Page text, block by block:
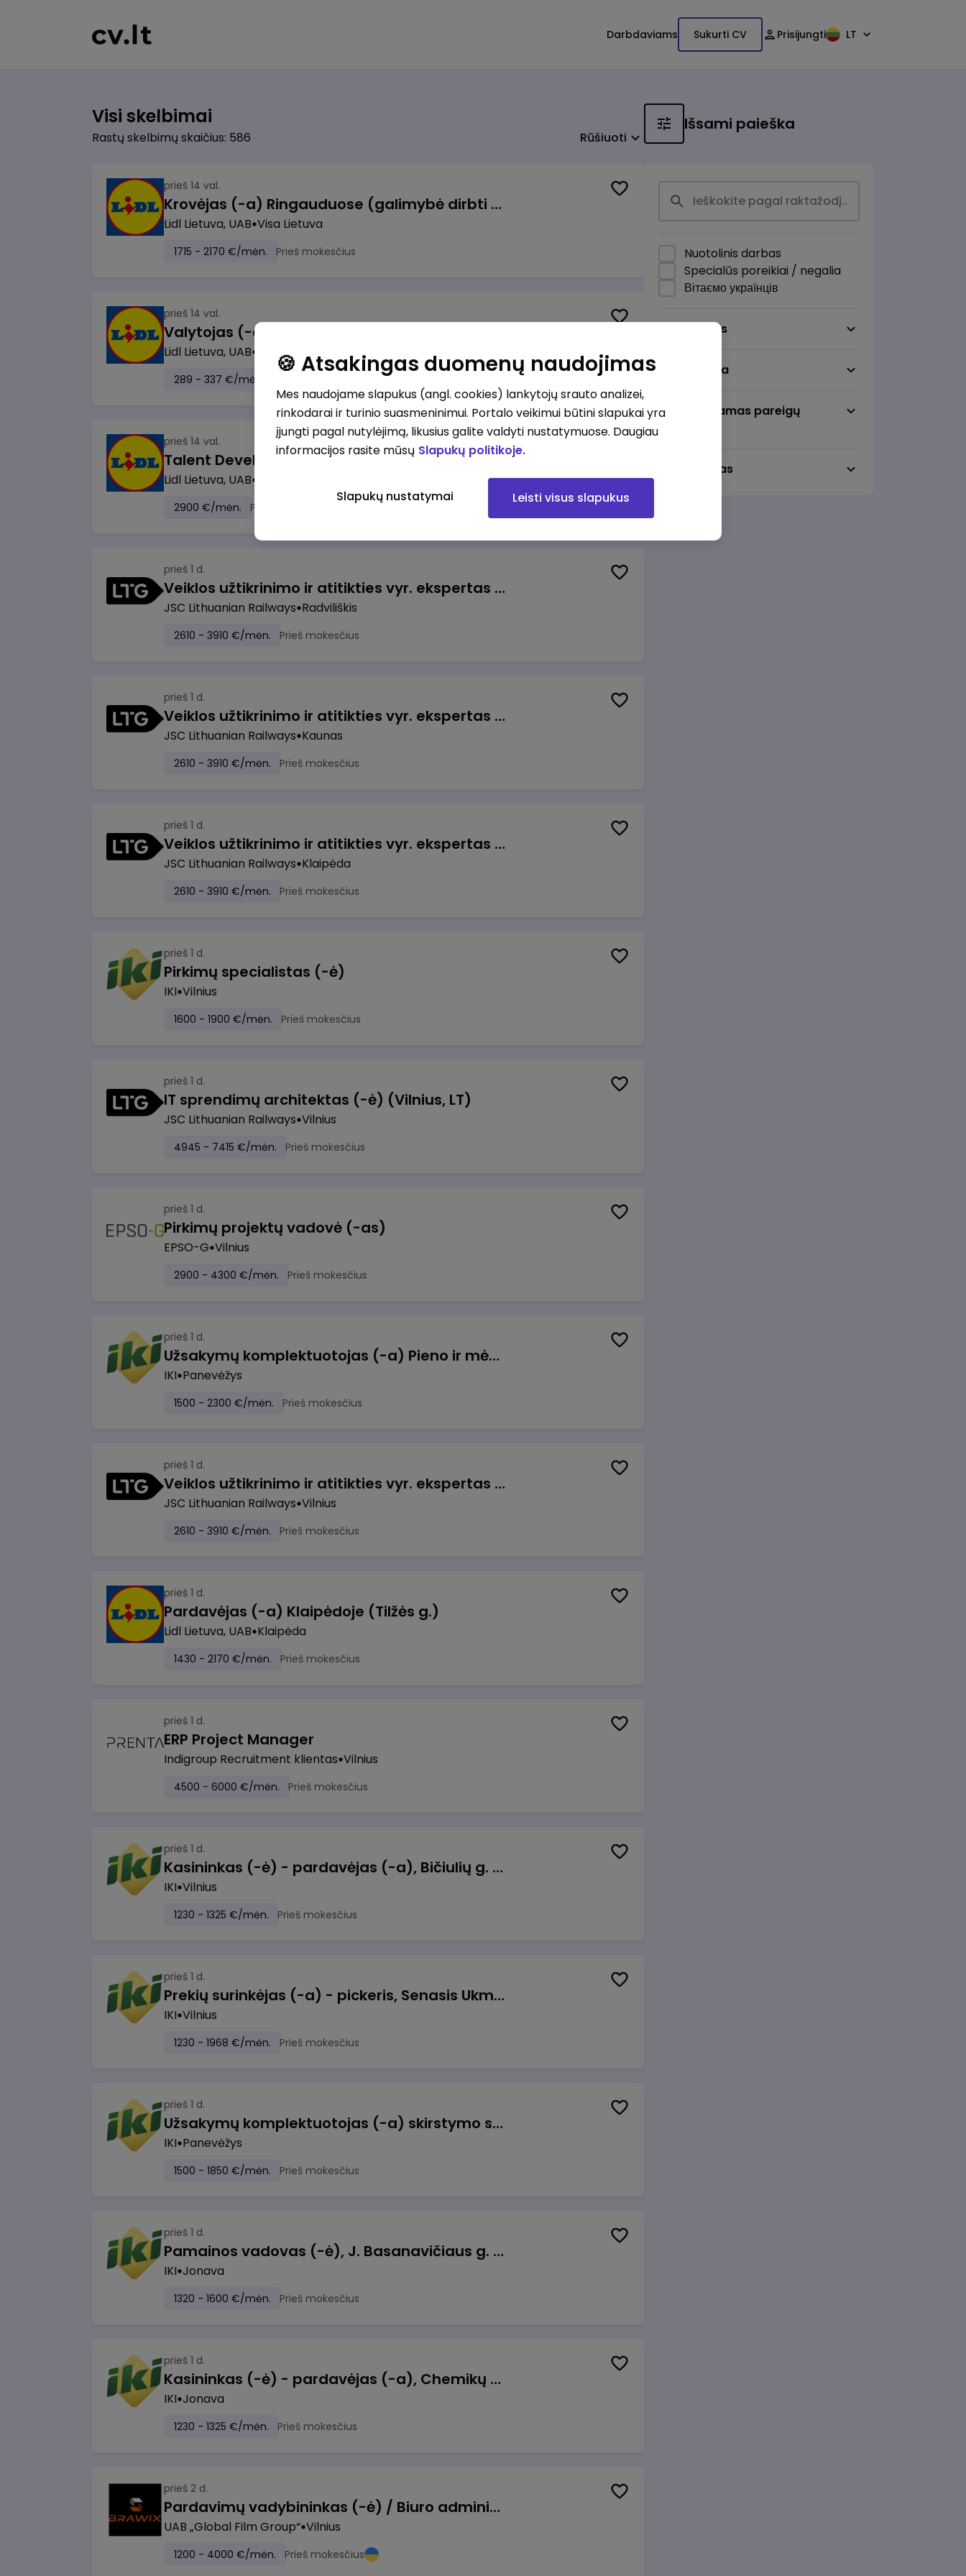
Darbdaviams Sukurti CV Prisijungti LT
Visi skelbimai
Rastų skelbimų skaičius: 586 Rūšiuoti
prieš 14 val.
Krovėjas (-a) Ringauduose (galimybė dirbti nepilnu etatu)
Lidl Lietuva, UAB Visa Lietuva
1715 - 2170 €/mėn. Prieš mokesčius
prieš 14 val.
Lidl Lietuva, UAB Marijampolė
289 - 337 €/mėn.
prieš 14 val.
Talent Development Project Manager (fixed term - 1.5 years)
Lidl Lietuva, UAB
2900 €/mėn. Prieš mokesčius
prieš 1 d.
Veiklos užtikrinimo ir atitikties vyr. ekspertas (-ė) (Radviliškis) (Radviliškis, LT)
JSC Lithuanian Railways Radviliškis
2610 - 3910 €/mėn. Prieš mokesčius
prieš 1 d.
Veiklos užtikrinimo ir atitikties vyr. ekspertas (-ė) (Kaunas) (Kaunas, LT)
JSC Lithuanian Railways Kaunas
2610 - 3910 €/mėn. Prieš mokesčius
prieš 1 d.
Veiklos užtikrinimo ir atitikties vyr. ekspertas (-ė) (Klaipėda) (Klaipėda, LT)
JSC Lithuanian Railways Klaipėda
2610 - 3910 €/mėn. Prieš mokesčius
prieš 1 d.
Pirkimų specialistas (-ė)
IKI Vilnius
1600 - 1900 €/mėn. Prieš mokesčius
prieš 1 d.
IT sprendimų architektas (-ė) (Vilnius, LT)
JSC Lithuanian Railways Vilnius
4945 - 7415 €/mėn. Prieš mokesčius
prieš 1 d.
Pirkimų projektų vadovė (-as)
EPSO-G Vilnius
2900 - 4300 €/mėn. Prieš mokesčius
prieš 1 d.
Užsakymų komplektuotojas (-a) Pieno ir mėsos sandėlyje
IKI Panevėžys
1500 - 2300 €/mėn. Prieš mokesčius
prieš 1 d.
Veiklos užtikrinimo ir atitikties vyr. ekspertas (-ė) (Vilnius, LT)
JSC Lithuanian Railways Vilnius
2610 - 3910 €/mėn. Prieš mokesčius
prieš 1 d.
Pardavėjas (-a) Klaipėdoje (Tilžės g.)
Lidl Lietuva, UAB Klaipėda
1430 - 2170 €/mėn. Prieš mokesčius
prieš 1 d.
ERP Project Manager
Indigroup Recruitment klientas Vilnius
4500 - 6000 €/mėn. Prieš mokesčius
prieš 1 d.
Kasininkas (-ė) - pardavėjas (-a), Bičiulių g. 36, Bukiškis, Vilnius
IKI Vilnius
1230 - 1325 €/mėn. Prieš mokesčius
prieš 1 d.
Prekių surinkėjas (-a) - pickeris, Senasis Ukmergės kelias 8, Avižieniai
IKI Vilnius
1230 - 1968 €/mėn. Prieš mokesčius
prieš 1 d.
Užsakymų komplektuotojas (-a) skirstymo sandėlyje
IKI Panevėžys
1500 - 1850 €/mėn. Prieš mokesčius
prieš 1 d.
Pamainos vadovas (-ė), J. Basanavičiaus g. 6, Jonava
IKI Jonava
1320 - 1600 €/mėn. Prieš mokesčius
prieš 1 d.
Kasininkas (-ė) - pardavėjas (-a), Chemikų g. 1, Jonava
IKI Jonava
1230 - 1325 €/mėn. Prieš mokesčius
prieš 2 d.
Pardavimų vadybininkas (-ė) / Biuro administratorius (-ė) (B2B)
UAB „Global Film Group“ Vilnius
1200 - 4000 €/mėn. Prieš mokesčius
Išsami paieška
Nuotolinis darbas
Specialūs poreikiai / negalia
Вітаємо українців
Darbo sritis
Darbo vieta
Pageidaujamas pareigų
Darbo laikas
🍪 Atsakingas duomenų naudojimas
Mes naudojame slapukus (angl. cookies) lankytojų srauto analizei,
rinkodarai ir turinio suasmeninimui. Portalo veikimui būtini slapukai yra
įjungti pagal nutylėjimą, likusius galite valdyti nustatymuose. Daugiau
informacijos rasite mūsų Slapukų politikoje.
Slapukų nustatymai Leisti visus slapukus